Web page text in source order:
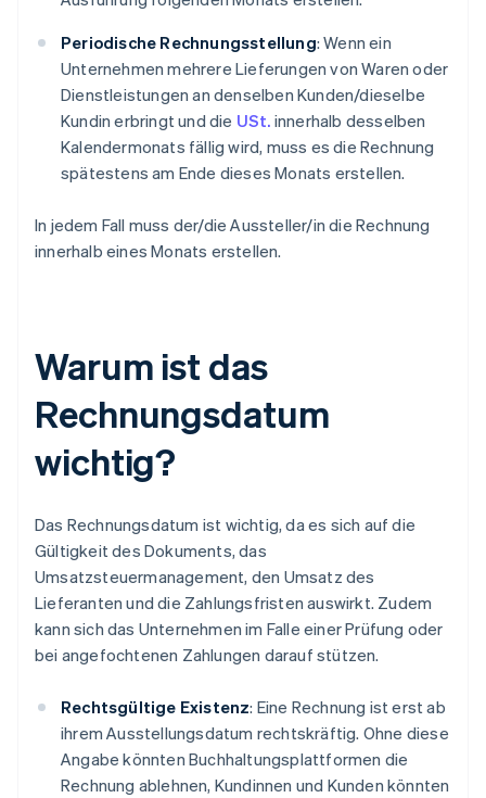
Periodische Rechnungsstellung: Wenn ein
Unternehmen mehrere Lieferungen von Waren oder
Dienstleistungen an denselben Kunden/dieselbe
Kundin erbringt und die USt. innerhalb desselben
Kalendermonats fällig wird, muss es die Rechnung
spätestens am Ende dieses Monats erstellen.
In jedem Fall muss der/die Aussteller/in die Rechnung
innerhalb eines Monats erstellen.
Warum ist das
Rechnungsdatum
wichtig?
Das Rechnungsdatum ist wichtig, da es sich auf die
Gültigkeit des Dokuments, das
Umsatzsteuermanagement, den Umsatz des
Lieferanten und die Zahlungsfristen auswirkt. Zudem
kann sich das Unternehmen im Falle einer Prüfung oder
bei angefochtenen Zahlungen darauf stützen.
Rechtsgültige Existenz: Eine Rechnung ist erst ab
ihrem Ausstellungsdatum rechtskräftig. Ohne diese
Angabe könnten Buchhaltungsplattformen die
Rechnung ablehnen, Kundinnen und Kunden könnten